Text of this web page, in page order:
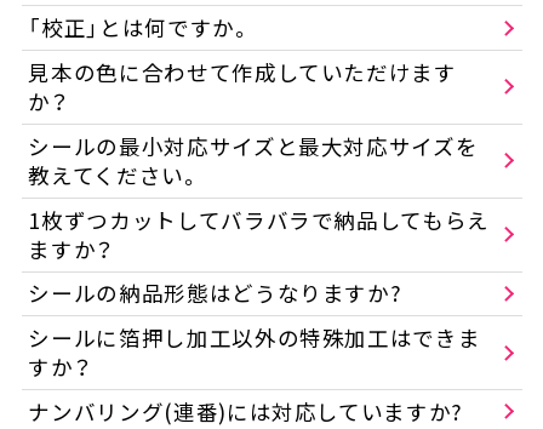
「校正」とは何ですか。
見本の色に合わせて作成していただけます
か？
シールの最小対応サイズと最大対応サイズを
教えてください。
1枚ずつカットしてバラバラで納品してもらえ
ますか？
シールの納品形態はどうなりますか?
シールに箔押し加工以外の特殊加工はできま
すか？
ナンバリング(連番)には対応していますか?